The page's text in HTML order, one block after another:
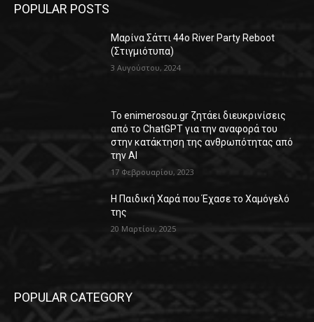
POPULAR POSTS
Μαρίνα Σάττι 44o River Party Reboot
(Στιγμιότυπα)
3 Αυγούστου, 2024
Το enimerosou.gr ζητάει διευκρινίσεις
από το ChatGPT για την αναφορά του
στην κατάκτηση της ανθρωπότητας από
την AI
17 Φεβρουαρίου, 2023
Η Παιδική Χαρά που Έχασε το Χαμόγελό
της
20 Μαρτίου, 2025
POPULAR CATEGORY